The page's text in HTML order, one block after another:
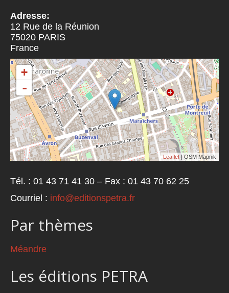
Adresse:
12 Rue de la Réunion
75020 PARIS
France
+
-
Leaflet | OSM Mapnik
Tél. : 01 43 71 41 30 – Fax : 01 43 70 62 25
Courriel : info@editionspetra.fr
Par thèmes
Méandre
Les éditions PETRA